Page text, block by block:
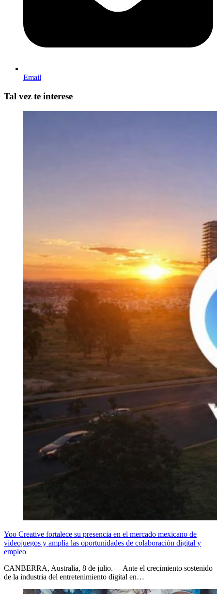
Email
Tal vez te interese
Yoo Creative fortalece su presencia en el mercado mexicano de
videojuegos y amplía las oportunidades de colaboración digital y
empleo
CANBERRA, Australia, 8 de julio.— Ante el crecimiento sostenido
de la industria del entretenimiento digital en…